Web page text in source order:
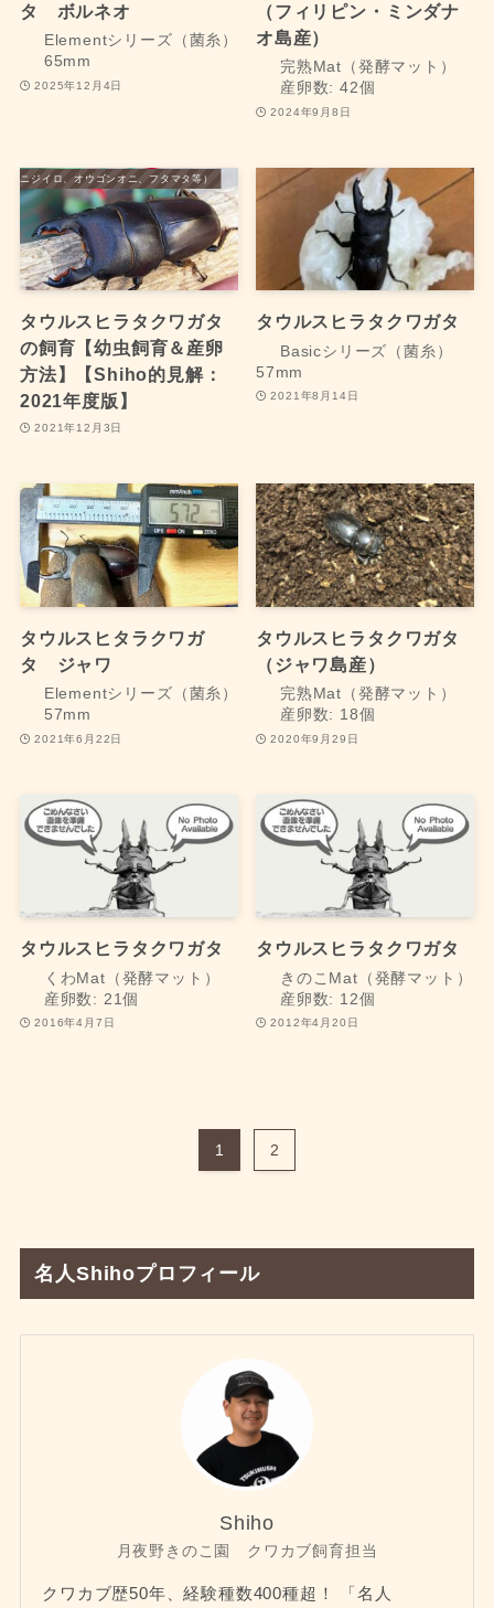
タ ボルネオ
Elementシリーズ（菌糸）
65mm
2025年12月4日
（フィリピン・ミンダナ
オ島産）
完熟Mat（発酵マット）
産卵数: 42個
2024年9月8日
（ニジイロ、オウゴンオニ、フタマタ等）
タウルスヒラタクワガタ
の飼育【幼虫飼育＆産卵
方法】【Shiho的見解：
2021年度版】
2021年12月3日
タウルスヒラタクワガタ
Basicシリーズ（菌糸）
57mm
2021年8月14日
タウルスヒタラクワガ
タ ジャワ
Elementシリーズ（菌糸）
57mm
2021年6月22日
タウルスヒラタクワガタ
（ジャワ島産）
完熟Mat（発酵マット）
産卵数: 18個
2020年9月29日
タウルスヒラタクワガタ
くわMat（発酵マット）
産卵数: 21個
2016年4月7日
タウルスヒラタクワガタ
きのこMat（発酵マット）
産卵数: 12個
2012年4月20日
1 2
名人Shihoプロフィール
Shiho
月夜野きのこ園 クワカブ飼育担当
クワカブ歴50年、経験種数400種超！ 「名人